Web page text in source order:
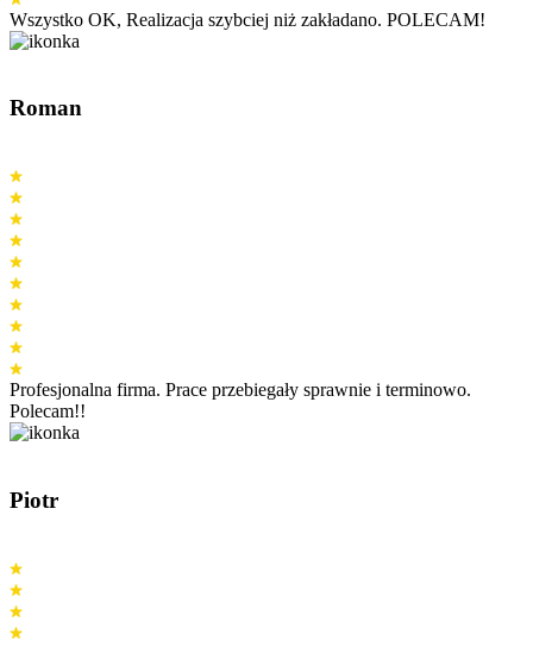
Wszystko OK, Realizacja szybciej niż zakładano. POLECAM!
Roman
Profesjonalna firma. Prace przebiegały sprawnie i terminowo.
Polecam!!
Piotr